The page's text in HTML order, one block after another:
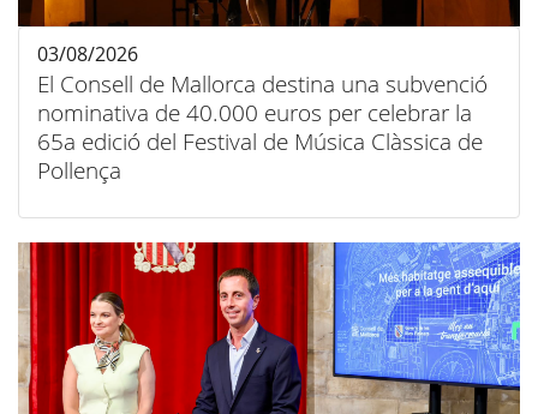
El Consell de Mallorca destina una subvenció
nominativa de 40.000 euros per celebrar la
65a edició del Festival de Música Clàssica de
Pollença
03/08/2026